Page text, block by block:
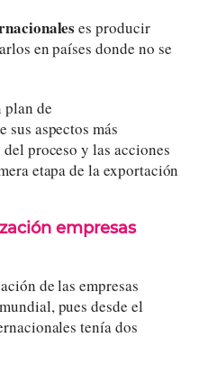
es producir
en países donde no se
plan de
aspectos más
proceso y las acciones
etapa de la exportación
empresas
de las empresas
pues desde el
tenía dos